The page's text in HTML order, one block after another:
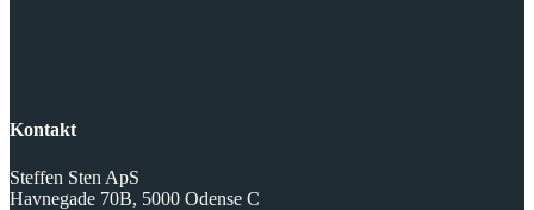
Kontakt
Steffen Sten ApS
Havnegade 70B, 5000 Odense C